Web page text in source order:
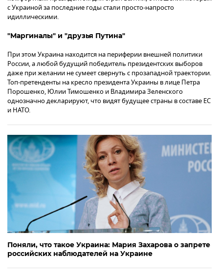
с Украиной за последние годы стали просто-напросто
идиллическими.
"Маргиналы" и "друзья Путина"
При этом Украина находится на периферии внешней политики
России, а любой будущий победитель президентских выборов
даже при желании не сумеет свернуть с прозападной траектории.
Топ-претенденты на кресло президента Украины в лице Петра
Порошенко, Юлии Тимошенко и Владимира Зеленского
однозначно декларируют, что видят будущее страны в составе ЕС
и НАТО.
Поняли, что такое Украина: Мария Захарова о запрете
российских наблюдателей на Украине